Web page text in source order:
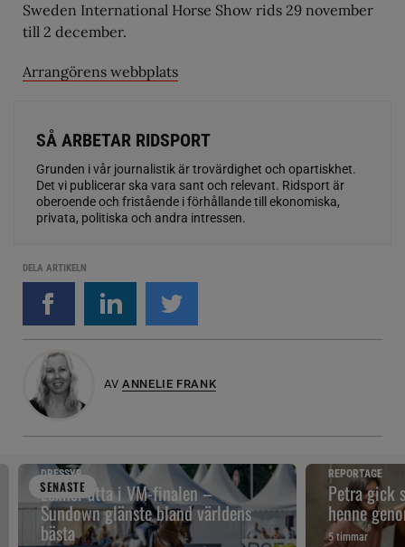
Sweden International Horse Show rids 29 november
till 2 december.
Arrangörens webbplats
SÅ ARBETAR RIDSPORT
Grunden i vår journalistik är trovärdighet och opartiskhet.
Det vi publicerar ska vara sant och relevant. Ridsport är
oberoende och fristående i förhållande till ekonomiska,
privata, politiska och andra intressen.
DELA ARTIKELN
AV ANNELIE FRANK
SENASTE
DRESSYR
Lexner åtta i VM-finalen –
Sundown glänste bland världens
bästa
REPORTAGE
Petra gick
henne
5 timmar